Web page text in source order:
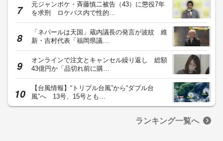
元ジャンポケ・斉藤慎二被告（43）に懲役7年
を求刑 ロケバス内で性的…
「ネパールは天国」蔵内議長の発言が波紋 維
新・吉村代表「福岡県議…
オンラインで注文とキャンセル繰り返し 総額
43億円か「品切れ前に購…
【台風情報】“トリプル台風”から“ダブル台
風”へ 13号、15号とも…
ランキング一覧へ